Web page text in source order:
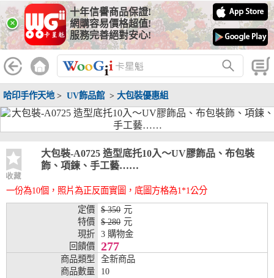
×
十年信譽商品保證!
網購容易價格超值!
服務完善絕對安心!
哈印手作天地> UV飾品館> 大包裝優惠組
收藏
大包裝-A0725 造型底托10入～UV膠飾品、布包裝
飾、項鍊、手工藝……
一份為10個，照片為正反面實圖，底圖方格為1*1公分
定價
$ 350 元
特價
$ 280 元
現折
3 購物金
回饋價
277
商品類型
全新商品
商品數量
10
線上分期銀行
WooGii 與 綠界 合作，『信用卡分期付款』 與 『信用卡零利率
分期付款』 的配合銀行如下：
分期期數 提供分期之銀行
兆豐銀行、合作金庫、第一銀行、華南銀行、
彰化銀行、上海銀行、富邦銀行、國泰世華、
台灣企銀、台中銀行、匯豐銀行、華泰銀行、
銀、元大銀行、永豐銀行、玉山銀行、凱基銀
行、星展銀行、台新銀行、安泰銀行、中國信
兆豐銀行、合作金庫、第一銀行、華南銀行、
彰化銀行、上海銀行、富邦銀行、國泰世華、
台灣企銀、台中銀行、匯豐銀行、華泰銀行、
臺灣新光銀行、陽信銀行、聯邦銀行、遠東商
銀、元大銀行、永豐銀行、玉山銀行、凱基銀
行、星展銀行、台新銀行、安泰銀行、中國信
託、台灣樂天、三信商銀